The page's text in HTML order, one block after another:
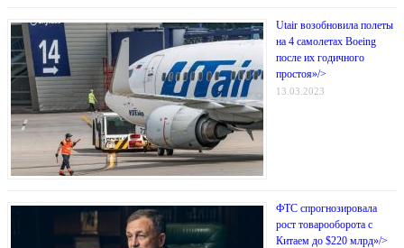
Utair возобновила полеты
на 4 самолетах Boeing
после их годичного
простоя»/>
13.03.2023
ФТС спрогнозировала
рост товарооборота с
Китаем до $220 млрд»/>